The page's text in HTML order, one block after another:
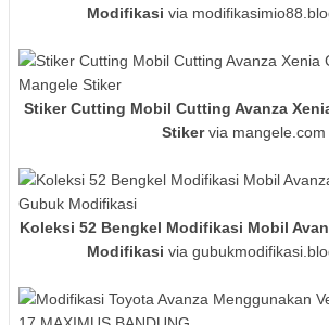
Modifikasi via
Stiker Cutting Mobil Cutting Avanza
Stikervia mangele.com
Koleksi 52 Bengkel Modifikasi Mobil
Modifikasi via